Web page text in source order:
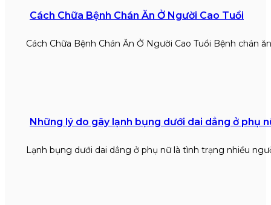
Cách Chữa Bệnh Chán Ăn Ở Người Cao Tuổi
Cách Chữa Bệnh Chán Ăn Ở Người Cao Tuổi Bệnh chán
Những lý do gây lạnh bụng dưới dai dẳng ở phụ
Lạnh bụng dưới dai dẳng ở phụ nữ là tình trạng nhiều